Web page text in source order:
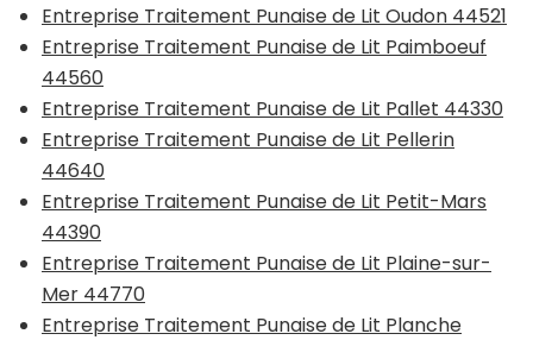
Entreprise Traitement Punaise de Lit Oudon 44521
Entreprise Traitement Punaise de Lit Paimboeuf
44560
Entreprise Traitement Punaise de Lit Pallet 44330
Entreprise Traitement Punaise de Lit Pellerin
44640
Entreprise Traitement Punaise de Lit Petit-Mars
44390
Entreprise Traitement Punaise de Lit Plaine-sur-
Mer 44770
Entreprise Traitement Punaise de Lit Planche